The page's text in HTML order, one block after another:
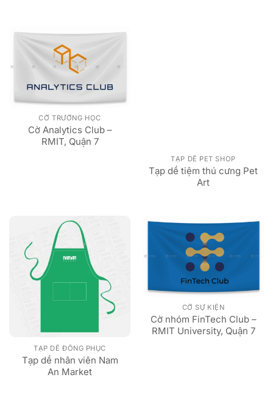
CỜ TRƯỜNG HỌC
Cờ Analytics Club –
RMIT, Quận 7
TẠP DỀ PET SHOP
Tạp dề tiệm thú cưng Pet
Art
TẠP DỀ ĐỒNG PHỤC
Tạp dề nhân viên Nam
An Market
CỜ SỰ KIỆN
Cờ nhóm FinTech Club –
RMIT University, Quận 7